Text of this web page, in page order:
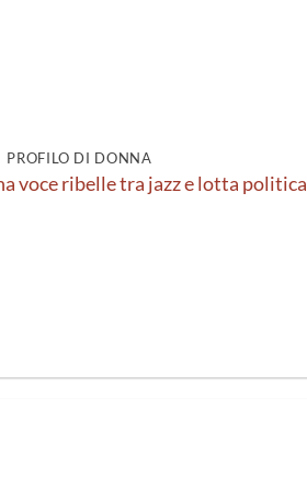
PROFILO DI DONNA
voce ribelle tra jazz e lotta politica